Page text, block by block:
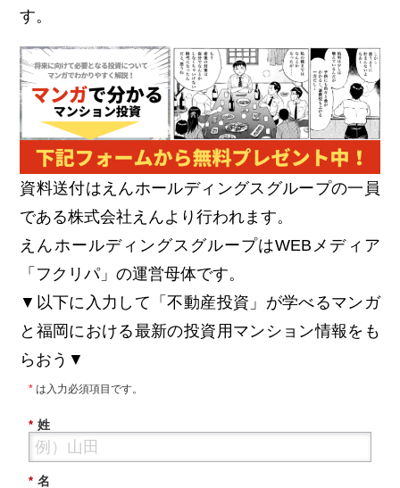
す。
資料送付はえんホールディングスグループの一員
である株式会社えんより行われます。
えんホールディングスグループはWEBメディア
「フクリパ」の運営母体です。
▼以下に入力して「不動産投資」が学べるマンガ
と福岡における最新の投資用マンション情報をも
らおう▼
*は入力必須項目です。
* 姓
* 名